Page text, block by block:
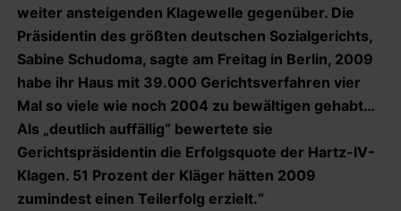
weiter ansteigenden Klagewelle gegenüber. Die
Präsidentin des größten deutschen Sozialgerichts,
Sabine Schudoma, sagte am Freitag in Berlin, 2009
habe ihr Haus mit 39.000 Gerichtsverfahren vier
Mal so viele wie noch 2004 zu bewältigen gehabt…
Als „deutlich auffällig“ bewertete sie
Gerichtspräsidentin die Erfolgsquote der Hartz-IV-
Klagen. 51 Prozent der Kläger hätten 2009
zumindest einen Teilerfolg erzielt.“